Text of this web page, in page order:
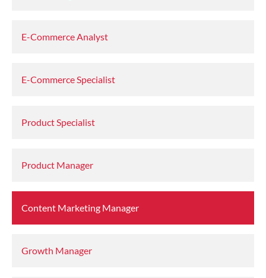
E-Commerce Analyst
E-Commerce Specialist
Product Specialist
Product Manager
Content Marketing Manager
Growth Manager